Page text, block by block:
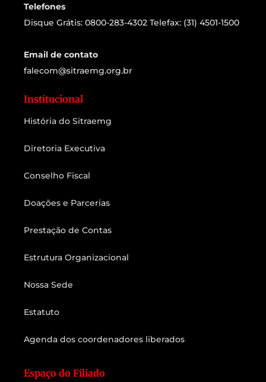
Telefones
Disque Grátis: 0800-283-4302 Telefax: (31) 4501-1500
Email de contato
falecom@sitraemg.org.br
Institucional
História do Sitraemg
Diretoria Executiva
Conselho Fiscal
Doações e Parcerias
Prestação de Contas
Estrutura Organizacional
Nossa Sede
Estatuto
Agenda dos coordenadores liberados
Espaço do Filiado